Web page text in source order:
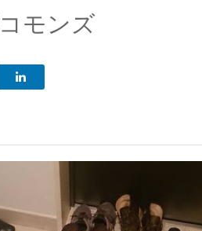
モンズ